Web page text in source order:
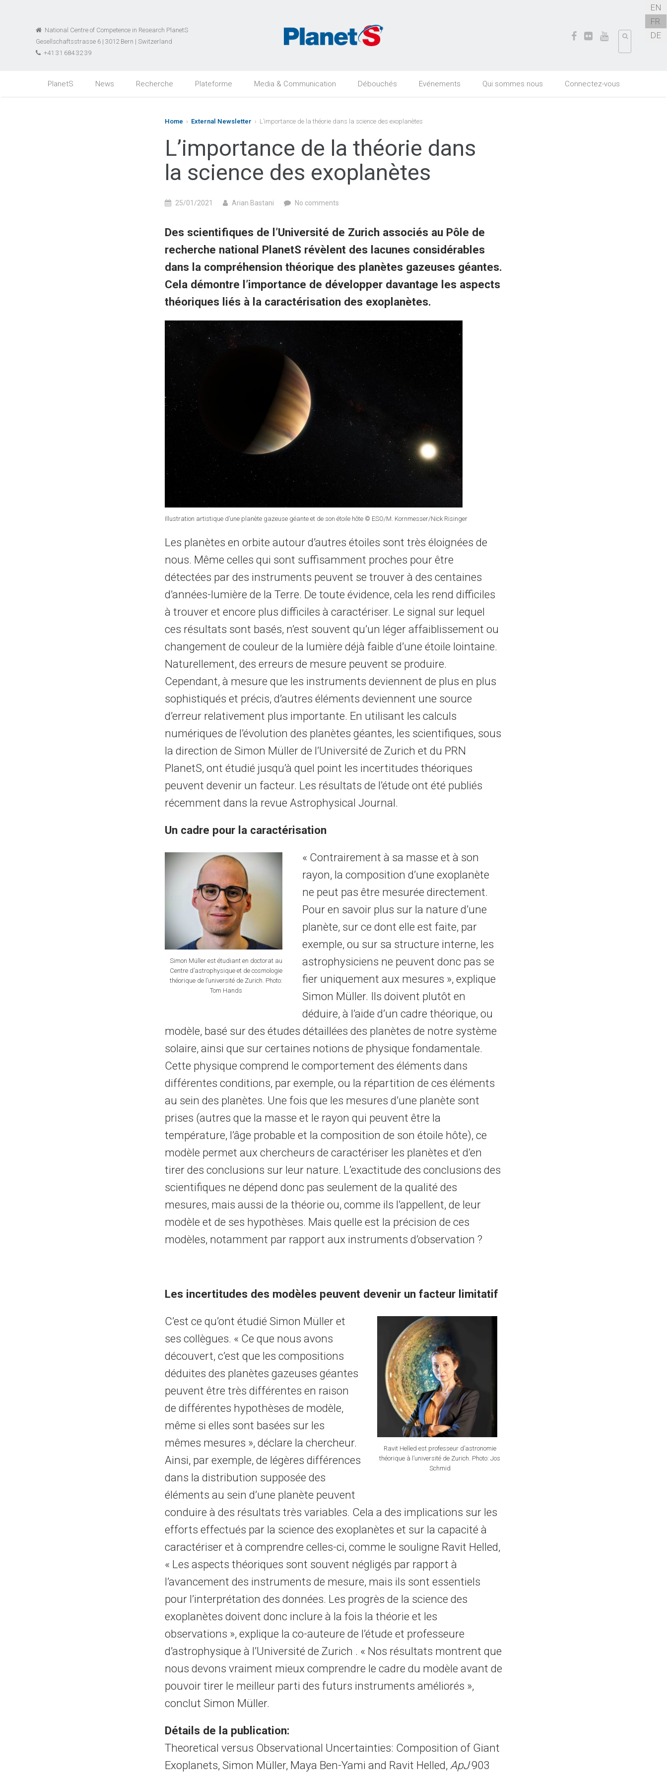
National Centre of Competence in Research PlanetS
Gesellschaftsstrasse 6 | 3012 Bern | Switzerland
+41 31 684 32 39
EN
FR
DE
PlanetS News Recherche Plateforme Media & Communication Débouchés Evénements Qui sommes nous Connectez-vous
Home › External Newsletter › L’importance de la théorie dans la science des exoplanètes
L’importance de la théorie dans
la science des exoplanètes
25/01/2021 Arian Bastani No comments
Des scientifiques de l’Université de Zurich associés au Pôle de
recherche national PlanetS révèlent des lacunes considérables
dans la compréhension théorique des planètes gazeuses géantes.
Cela démontre l’importance de développer davantage les aspects
théoriques liés à la caractérisation des exoplanètes.
Illustration artistique d’une planète gazeuse géante et de son étoile hôte © ESO/M. Kornmesser/Nick Risinger
Les planètes en orbite autour d’autres étoiles sont très éloignées de
nous. Même celles qui sont suffisamment proches pour être
détectées par des instruments peuvent se trouver à des centaines
d’années-lumière de la Terre. De toute évidence, cela les rend difficiles
à trouver et encore plus difficiles à caractériser. Le signal sur lequel
ces résultats sont basés, n’est souvent qu’un léger affaiblissement ou
changement de couleur de la lumière déjà faible d’une étoile lointaine.
Naturellement, des erreurs de mesure peuvent se produire.
Cependant, à mesure que les instruments deviennent de plus en plus
sophistiqués et précis, d’autres éléments deviennent une source
d’erreur relativement plus importante. En utilisant les calculs
numériques de l’évolution des planètes géantes, les scientifiques, sous
la direction de Simon Müller de l’Université de Zurich et du PRN
PlanetS, ont étudié jusqu’à quel point les incertitudes théoriques
peuvent devenir un facteur. Les résultats de l’étude ont été publiés
récemment dans la revue Astrophysical Journal.
Un cadre pour la caractérisation
Simon Müller est étudiant en doctorat au
Centre d’astrophysique et de cosmologie
théorique de l’université de Zurich. Photo:
Tom Hands
« Contrairement à sa masse et à son
rayon, la composition d’une exoplanète
ne peut pas être mesurée directement.
Pour en savoir plus sur la nature d’une
planète, sur ce dont elle est faite, par
exemple, ou sur sa structure interne, les
astrophysiciens ne peuvent donc pas se
fier uniquement aux mesures », explique
Simon Müller. Ils doivent plutôt en
déduire, à l’aide d’un cadre théorique, ou
modèle, basé sur des études détaillées des planètes de notre système
solaire, ainsi que sur certaines notions de physique fondamentale.
Cette physique comprend le comportement des éléments dans
différentes conditions, par exemple, ou la répartition de ces éléments
au sein des planètes. Une fois que les mesures d’une planète sont
prises (autres que la masse et le rayon qui peuvent être la
température, l’âge probable et la composition de son étoile hôte), ce
modèle permet aux chercheurs de caractériser les planètes et d’en
tirer des conclusions sur leur nature. L’exactitude des conclusions des
scientifiques ne dépend donc pas seulement de la qualité des
mesures, mais aussi de la théorie ou, comme ils l’appellent, de leur
modèle et de ses hypothèses. Mais quelle est la précision de ces
modèles, notamment par rapport aux instruments d’observation ?
Les incertitudes des modèles peuvent devenir un facteur limitatif
Ravit Helled est professeur d’astronomie
théorique à l’université de Zurich. Photo: Jos
Schmid
C’est ce qu’ont étudié Simon Müller et
ses collègues. « Ce que nous avons
découvert, c’est que les compositions
déduites des planètes gazeuses géantes
peuvent être très différentes en raison
de différentes hypothèses de modèle,
même si elles sont basées sur les
mêmes mesures », déclare la chercheur.
Ainsi, par exemple, de légères différences
dans la distribution supposée des
éléments au sein d’une planète peuvent
conduire à des résultats très variables. Cela a des implications sur les
efforts effectués par la science des exoplanètes et sur la capacité à
caractériser et à comprendre celles-ci, comme le souligne Ravit Helled,
« Les aspects théoriques sont souvent négligés par rapport à
l’avancement des instruments de mesure, mais ils sont essentiels
pour l’interprétation des données. Les progrès de la science des
exoplanètes doivent donc inclure à la fois la théorie et les
observations », explique la co-auteure de l’étude et professeure
d’astrophysique à l’Université de Zurich . « Nos résultats montrent que
nous devons vraiment mieux comprendre le cadre du modèle avant de
pouvoir tirer le meilleur parti des futurs instruments améliorés »,
conclut Simon Müller.
Détails de la publication:
Theoretical versus Observational Uncertainties: Composition of Giant
Exoplanets, Simon Müller, Maya Ben-Yami and Ravit Helled, ApJ903